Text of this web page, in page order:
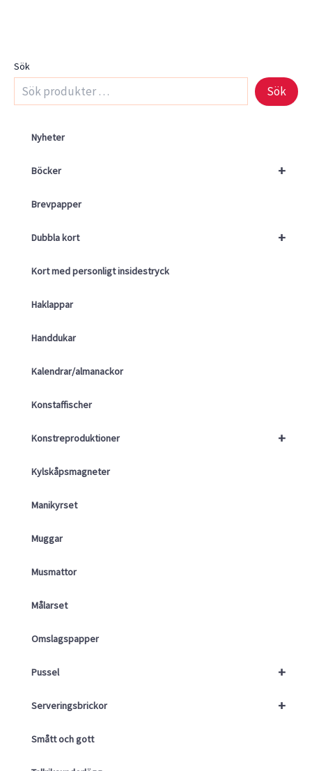
Sök
Sök
Nyheter
+
Böcker
Brevpapper
+
Dubbla kort
Kort med personligt insidestryck
Haklappar
Handdukar
Kalendrar/almanackor
Konstaffischer
+
Konstreproduktioner
Kylskåpsmagneter
Manikyrset
Muggar
Musmattor
Målarset
Omslagspapper
+
Pussel
+
Serveringsbrickor
Smått och gott